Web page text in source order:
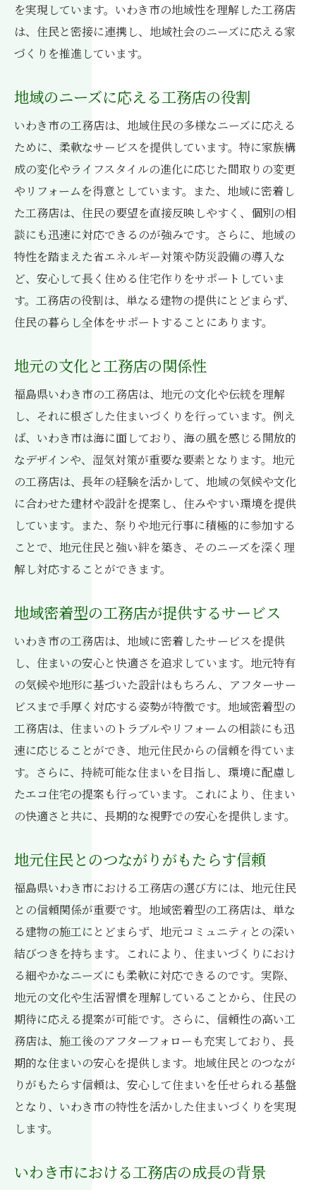
地域密着型政策の具体例
地域政策と住まいの安全性の関連
工務店が意識する環境への配慮
いわき市の政策に適応する工務店の強み
地域住民の声を反映した政策
いわき市の工務店選びで知っておくべき政策の
ポイント
いわき市の住まい関連政策の概要
政策が工務店選びに与える影響
工務店が政策に基づいて提供するサービス
住まいの耐震性と政策の関係
政策情報を活用した工務店選びのコツ
政策に基づくサポート体制のチェック
地域密着型工務店が提供するいわき市での理想
地元に根ざした理想の住まいとは
工務店が提案する最適な住まいづくり
地域素材を活かした住まいの特徴
いわき市の気候に適した設計
工務店の協力で実現する快適な住まい
理想の住まいに不可欠な地域資源の活用
工務店の選び方が左右する福島県いわき市での
住まいの質
いわき市での工務店評価のポイント
品質保証のある工務店を選ぶ方法
地元工務店の経験がもたらす住まいの質
工務店の技術力が住まいに与える影響
住まいの価値を高める工務店の選定
政策に基づく工務店選びでいわき市の住まいを
守る
政策を熟知した工務店の選び方
政策に準じた住まいの設計アプローチ
地域政策が住まいの価値に与える効果
政策を活かしたリフォーム事例
長期的な住まいの安心を支える政策
いわき市で工務店を選ぶ際の地域政策への着目
点
地域政策が工務店選びに与える影響
政策に基づく工務店選びの重要性
いわき市の政策と住まいの未来
工務店が政策をどう活かすかの見極め
地域政策が住まいの設計に与えるヒント
政策情報を反映した工務店選びの実践
を実現しています。いわき市の地域性を理解した工務店
は、住民と密接に連携し、地域社会のニーズに応える家
づくりを推進しています。
地域のニーズに応える工務店の役割
いわき市の工務店は、地域住民の多様なニーズに応える
ために、柔軟なサービスを提供しています。特に家族構
成の変化やライフスタイルの進化に応じた間取りの変更
やリフォームを得意としています。また、地域に密着し
た工務店は、住民の要望を直接反映しやすく、個別の相
談にも迅速に対応できるのが強みです。さらに、地域の
特性を踏まえた省エネルギー対策や防災設備の導入な
ど、安心して長く住める住宅作りをサポートしていま
す。工務店の役割は、単なる建物の提供にとどまらず、
住民の暮らし全体をサポートすることにあります。
地元の文化と工務店の関係性
福島県いわき市の工務店は、地元の文化や伝統を理解
し、それに根ざした住まいづくりを行っています。例え
ば、いわき市は海に面しており、海の風を感じる開放的
なデザインや、湿気対策が重要な要素となります。地元
の工務店は、長年の経験を活かして、地域の気候や文化
に合わせた建材や設計を提案し、住みやすい環境を提供
しています。また、祭りや地元行事に積極的に参加する
ことで、地元住民と強い絆を築き、そのニーズを深く理
解し対応することができます。
地域密着型の工務店が提供するサービス
いわき市の工務店は、地域に密着したサービスを提供
し、住まいの安心と快適さを追求しています。地元特有
の気候や地形に基づいた設計はもちろん、アフターサー
ビスまで手厚く対応する姿勢が特徴です。地域密着型の
工務店は、住まいのトラブルやリフォームの相談にも迅
速に応じることができ、地元住民からの信頼を得ていま
す。さらに、持続可能な住まいを目指し、環境に配慮し
たエコ住宅の提案も行っています。これにより、住まい
の快適さと共に、長期的な視野での安心を提供します。
地元住民とのつながりがもたらす信頼
福島県いわき市における工務店の選び方には、地元住民
との信頼関係が重要です。地域密着型の工務店は、単な
る建物の施工にとどまらず、地元コミュニティとの深い
結びつきを持ちます。これにより、住まいづくりにおけ
る細やかなニーズにも柔軟に対応できるのです。実際、
地元の文化や生活習慣を理解していることから、住民の
期待に応える提案が可能です。さらに、信頼性の高い工
務店は、施工後のアフターフォローも充実しており、長
期的な住まいの安心を提供します。地域住民とのつなが
りがもたらす信頼は、安心して住まいを任せられる基盤
となり、いわき市の特性を活かした住まいづくりを実現
します。
いわき市における工務店の成長の背景